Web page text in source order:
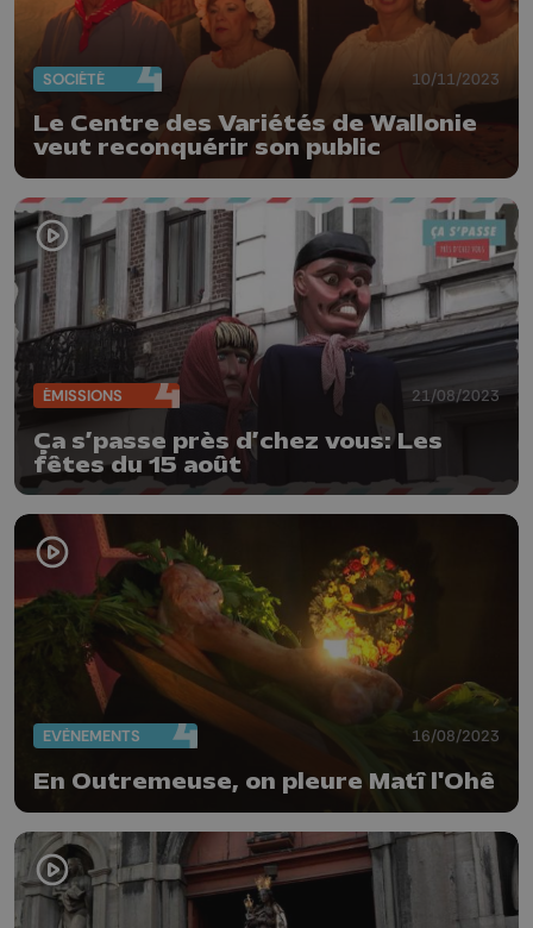
SOCIÉTÉ 10/11/2023
Le Centre des Variétés de Wallonie
veut reconquérir son public
ÉMISSIONS 21/08/2023
Ça s’passe près d’chez vous: Les
fêtes du 15 août
EVÈNEMENTS 16/08/2023
En Outremeuse, on pleure Matî l'Ohê